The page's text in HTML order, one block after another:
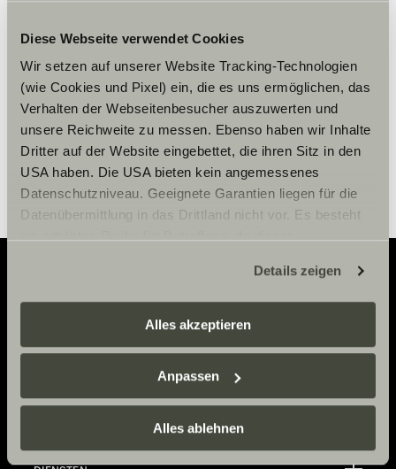
Diese Webseite verwendet Cookies
Wir setzen auf unserer Website Tracking-Technologien
(wie Cookies und Pixel) ein, die es uns ermöglichen, das
Verhalten der Webseitenbesucher auszuwerten und
unsere Reichweite zu messen. Ebenso haben wir Inhalte
Dritter auf der Website eingebettet, die ihren Sitz in den
USA haben. Die USA bieten kein angemessenes
Datenschutzniveau. Geeignete Garantien liegen für die
Datenübermittlung in das Drittland nicht vor. Es besteht
zustehen. Eingesetzte Dienstleister können Daten für
eigene Zwecke verarbeiten und mit anderen Daten
zusammenführen. Weitere Informationen finden Sie hier:
Datenschutzerklärung
einzelne Cookies/Dienste in den Einstellungen aus,
erteilen Sie uns Ihre Einwilligung zur Verarbeitung Ihrer
Daten zu den genannten Zwecken. Die Einwilligung ist
freiwillig, für den Besuch der Website nicht erforderlich
Details zeigen
Alles akzeptieren
Anpassen
Alles ablehnen
Cookie-instellingen
Adventure
Now.
Sunlight GmbH